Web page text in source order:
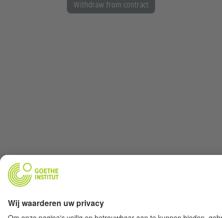
Withdraw from contract